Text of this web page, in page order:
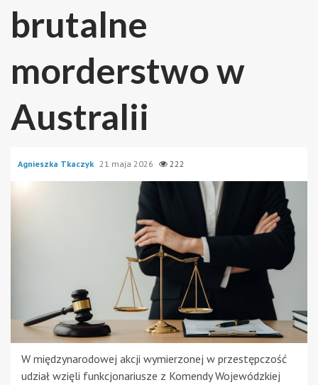
brutalne
morderstwo w
Australii
Agnieszka Tkaczyk 21 maja 2026 222
W międzynarodowej akcji wymierzonej w przestępczość
udział wzięli funkcjonariusze z Komendy Wojewódzkiej